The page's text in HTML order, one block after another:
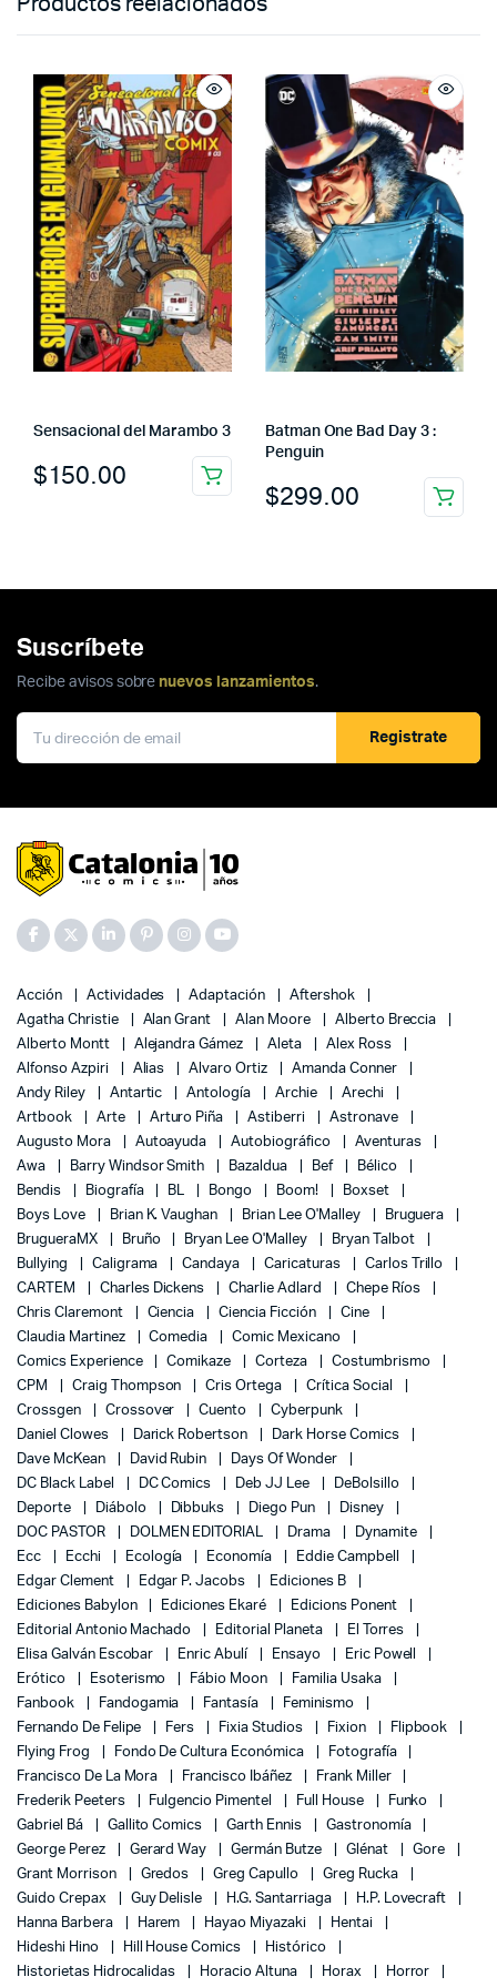
Sensacional del Marambo 3
$150.00
Batman One Bad Day 3 :
Penguin
$299.00
Suscríbete
Recibe avisos sobre nuevos lanzamientos.
Registrate
Acción Actividades Adaptación
Aftershok
Agatha Christie
Alan Grant Alan Moore
Alberto Breccia
Alberto Montt
Alejandra Gámez Aleta
Alex Ross
Alfonso Azpiri
Alias Alvaro Ortiz
Amanda Conner
Andy Riley
Antartic Antología Archie
Arechi
Artbook
Arte Arturo Piña Astiberri
Astronave
Augusto Mora
Autoayuda Autobiográfico
Aventuras
Awa
Barry Windsor Smith Bazaldua Bef
Bélico
Bendis
Biografía BL Bongo Boom!
Boxset
Boys Love
Brian K. Vaughan Brian Lee O'Malley
Bruguera
BrugueraMX
Bruño Bryan Lee O'Malley
Bryan Talbot
Bullying
Caligrama Candaya Caricaturas
Carlos Trillo
CARTEM
Charles Dickens Charlie Adlard
Chepe Ríos
Chris Claremont
Ciencia Ciencia Ficción
Cine
Claudia Martinez
Comedia
Comic Mexicano
Comics Experience
Comikaze Corteza
Costumbrismo
CPM
Craig Thompson Cris Ortega
Crítica Social
Crossgen
Crossover Cuento
Cyberpunk
Daniel Clowes
Darick Robertson
Dark Horse Comics
Dave McKean
David Rubin
Days Of Wonder
DC Black Label
DC Comics Deb JJ Lee
DeBolsillo
Deporte
Diábolo Dibbuks Diego Pun
Disney
DOC PASTOR
DOLMEN EDITORIAL Drama
Dynamite
Ecc
Ecchi Ecología Economía
Eddie Campbell
Edgar Clement
Edgar P. Jacobs
Ediciones B
Ediciones Babylon
Ediciones Ekaré
Edicions Ponent
Editorial Antonio Machado
Editorial Planeta
El Torres
Elisa Galván Escobar
Enric Abulí Ensayo
Eric Powell
Erótico
Esoterismo Fábio Moon
Familia Usaka
Fanbook
Fandogamia Fantasía
Feminismo
Fernando De Felipe
Fers Fixia Studios Fixion
Flipbook
Flying Frog
Fondo De Cultura Económica
Fotografía
Francisco De La Mora
Francisco Ibáñez
Frank Miller
Frederik Peeters
Fulgencio Pimentel Full House
Funko
Gabriel Bá
Gallito Comics Garth Ennis
Gastronomía
George Perez
Gerard Way Germán Butze Glénat
Gore
Grant Morrison
Gredos Greg Capullo
Greg Rucka
Guido Crepax
Guy Delisle H.G. Santarriaga
H.P. Lovecraft
Hanna Barbera
Harem Hayao Miyazaki
Hentai
Hideshi Hino
Hill House Comics
Histórico
Historietas Hidrocalidas
Horacio Altuna Horax
Horror